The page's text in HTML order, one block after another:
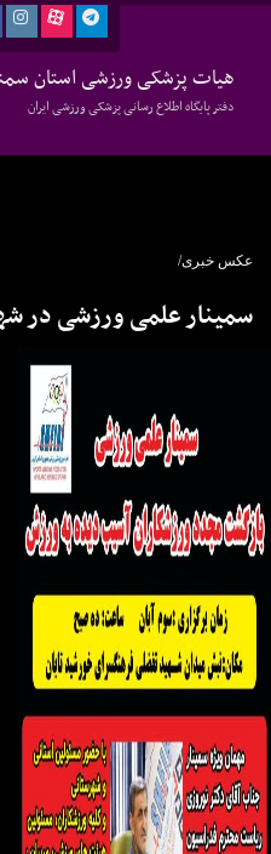
هیات پزشکی ورزشی استان
دفتر پایگاه اطلاع رسانی پزشکی ورزشی ایران
عکس خبری/
سمینار علمی ورزشی در